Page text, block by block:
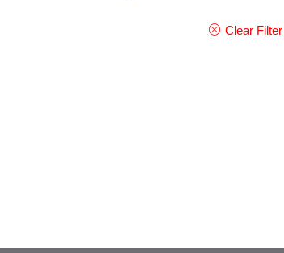
Clear Filter